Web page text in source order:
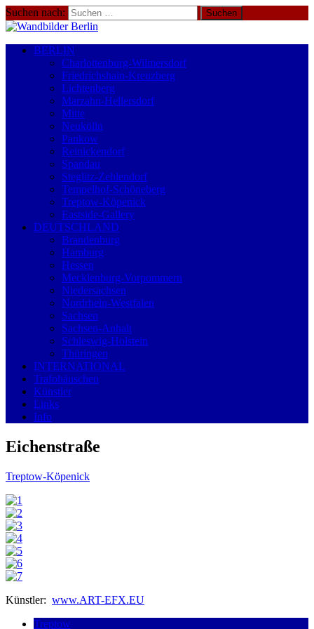
Suchen nach:
BERLIN
Charlottenburg-Wilmersdorf
Friedrichshain-Kreuzberg
Lichtenberg
Marzahn-Hellersdorf
Mitte
Neukölln
Pankow
Reinickendorf
Spandau
Steglitz-Zehlendorf
Tempelhof-Schöneberg
Treptow-Köpenick
Eastside-Gallery
DEUTSCHLAND
Brandenburg
Hamburg
Hessen
Mecklenburg-Vorpommern
Niedersachsen
Nordrhein-Westfalen
Sachsen
Sachsen-Anhalt
Schleswig-Holstein
Thüringen
INTERNATIONAL
Trafohäuschen
Künstler
Links
Info
Eichenstraße
Treptow-Köpenick
Künstler: www.ART-EFX.EU
Treptow